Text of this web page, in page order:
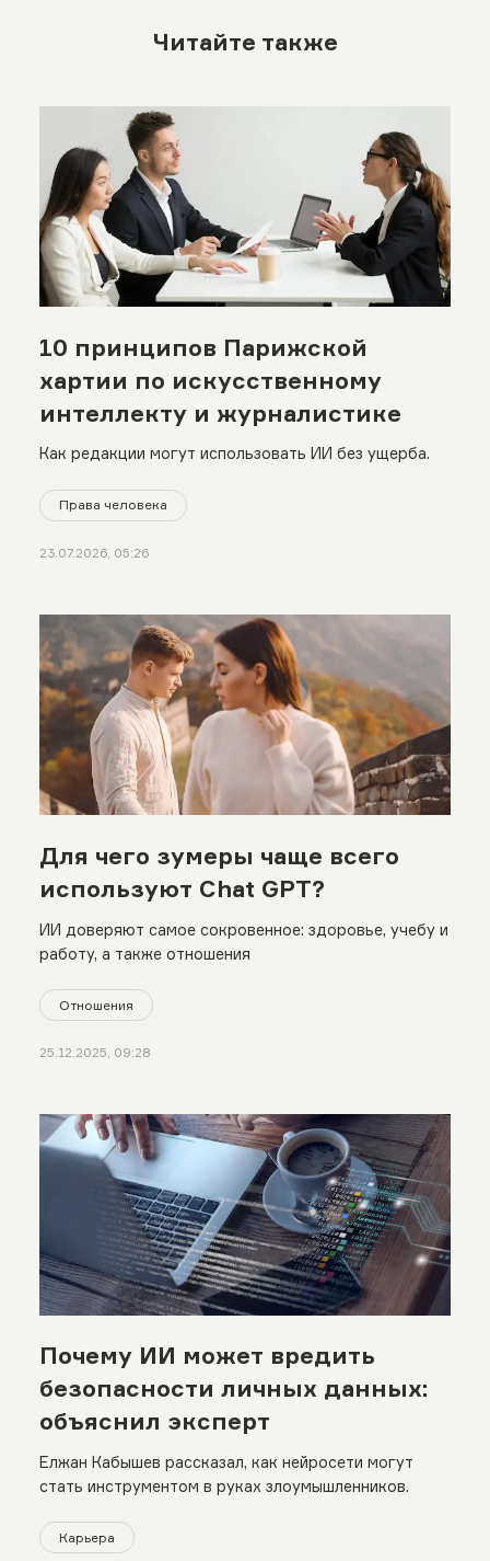
Читайте также
10 принципов Парижской
хартии по искусственному
интеллекту и журналистике
Как редакции могут использовать ИИ без ущерба.
Права человека
23.07.2026, 05:26
Для чего зумеры чаще всего
используют Chat GPT?
ИИ доверяют самое сокровенное: здоровье, учебу и
работу, а также отношения
Отношения
25.12.2025, 09:28
Почему ИИ может вредить
безопасности личных данных:
объяснил эксперт
Елжан Кабышев рассказал, как нейросети могут
стать инструментом в руках злоумышленников.
Карьера